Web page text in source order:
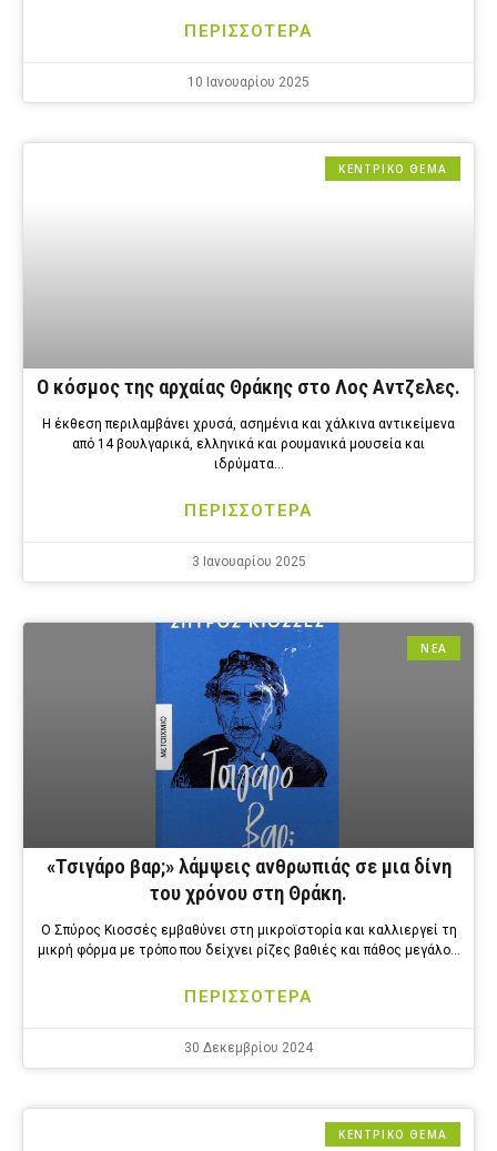
ΠΕΡΙΣΣΟΤΕΡΑ
10 Ιανουαρίου 2025
ΚΕΝΤΡΙΚΟ ΘΕΜΑ
Ο κόσμος της αρχαίας Θράκης στο Λος Αντζελες.
Η έκθεση περιλαμβάνει χρυσά, ασημένια και χάλκινα αντικείμενα
από 14 βουλγαρικά, ελληνικά και ρουμανικά μουσεία και
ιδρύματα…
ΠΕΡΙΣΣΟΤΕΡΑ
3 Ιανουαρίου 2025
ΝΕΑ
«Τσιγάρο βαρ;» λάμψεις ανθρωπιάς σε μια δίνη
του χρόνου στη Θράκη.
Ο Σπύρος Κιοσσές εμβαθύνει στη μικροϊστορία και καλλιεργεί τη
μικρή φόρμα με τρόπο που δείχνει ρίζες βαθιές και πάθος μεγάλο…
ΠΕΡΙΣΣΟΤΕΡΑ
30 Δεκεμβρίου 2024
ΚΕΝΤΡΙΚΟ ΘΕΜΑ